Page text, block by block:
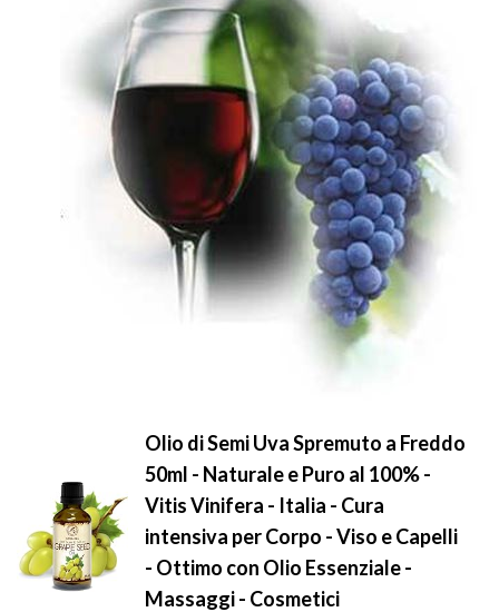
Olio di Semi Uva Spremuto a Freddo
50ml - Naturale e Puro al 100% -
Vitis Vinifera - Italia - Cura
intensiva per Corpo - Viso e Capelli
- Ottimo con Olio Essenziale -
Massaggi - Cosmetici